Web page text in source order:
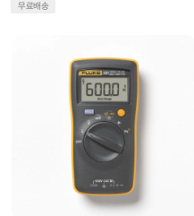
무료배송